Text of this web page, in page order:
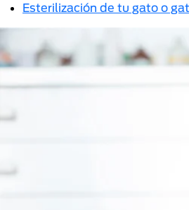
Esterilización de tu gato o